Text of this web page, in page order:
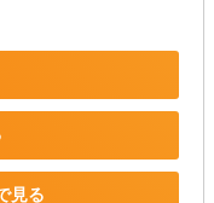
見る